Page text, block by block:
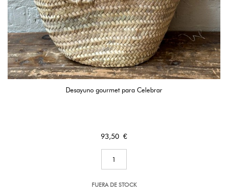
Desayuno gourmet para Celebrar
Precio
93,50 €
FUERA DE STOCK